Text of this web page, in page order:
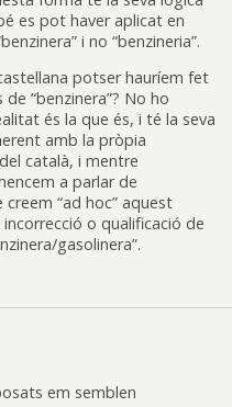
es pot haver aplicat en
i no “benzineria”.
potser hauríem fet
“benzinera”? No ho
és la que és, i té la seva
amb la pròpia
català, i mentre
a parlar de
creem “ad hoc” aquest
o qualificació de
gasolinera”.
em semblen